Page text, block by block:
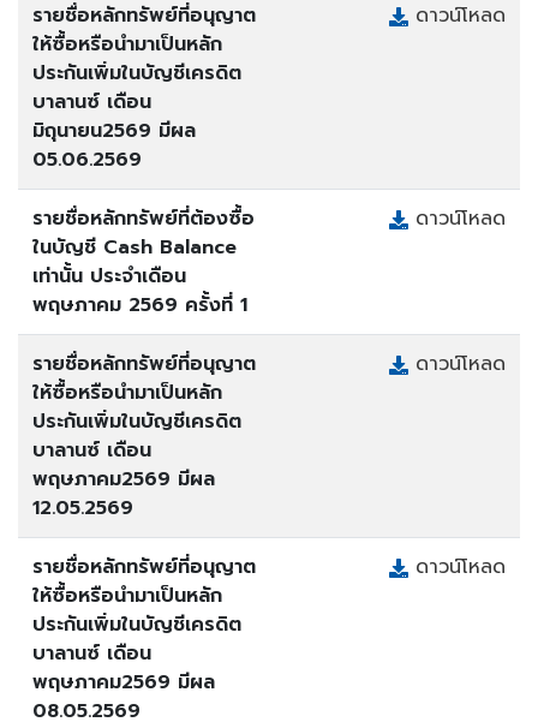
รายชื่อหลักทรัพย์ที่อนุญาต
ให้ซื้อหรือนำมาเป็นหลัก
ประกันเพิ่มในบัญชีเครดิต
บาลานซ์ เดือน
มิถุนายน2569 มีผล
05.06.2569
ดาวน์โหลด
รายชื่อหลักทรัพย์ที่ต้องซื้อ
ในบัญชี Cash Balance
เท่านั้น ประจำเดือน
พฤษภาคม 2569 ครั้งที่ 1
ดาวน์โหลด
รายชื่อหลักทรัพย์ที่อนุญาต
ให้ซื้อหรือนำมาเป็นหลัก
ประกันเพิ่มในบัญชีเครดิต
บาลานซ์ เดือน
พฤษภาคม2569 มีผล
12.05.2569
ดาวน์โหลด
รายชื่อหลักทรัพย์ที่อนุญาต
ให้ซื้อหรือนำมาเป็นหลัก
ประกันเพิ่มในบัญชีเครดิต
บาลานซ์ เดือน
พฤษภาคม2569 มีผล
08.05.2569
ดาวน์โหลด